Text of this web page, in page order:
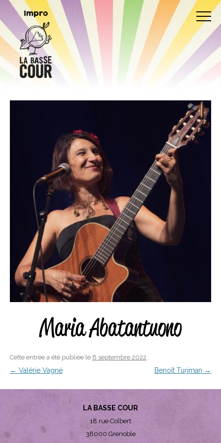
Impro
Maria Abatantuono
Cette entrée a été publiée le 8 septembre 2022 .
Navigation
← Valérie Vagné Benoît Turjman →
LA BASSE COUR
18 rue Colbert
38000 Grenoble